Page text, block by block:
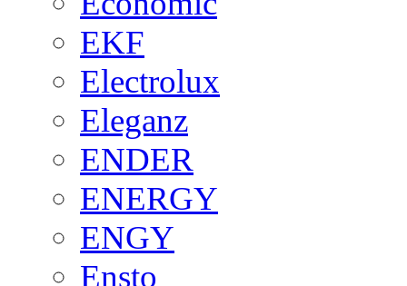
EKF
Electrolux
Eleganz
ENDER
ENERGY
ENGY
Ensto